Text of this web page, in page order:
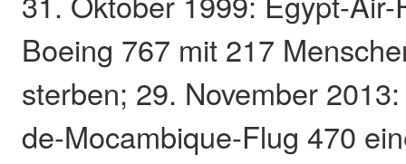
Boeing 767 mit 217
sterben; 29. November
de-Mocambique-Flug 470